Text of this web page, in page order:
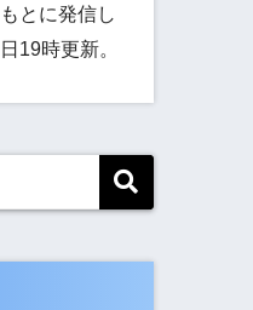
とに発信し
19時更新。